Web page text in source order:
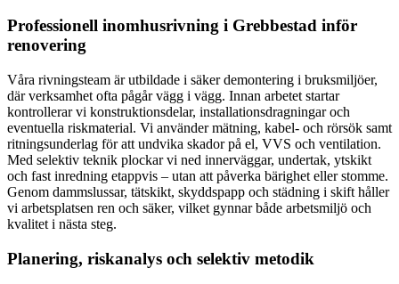
Professionell inomhusrivning i Grebbestad inför
renovering
Våra rivningsteam är utbildade i säker demontering i bruksmiljöer,
där verksamhet ofta pågår vägg i vägg. Innan arbetet startar
kontrollerar vi konstruktionsdelar, installationsdragningar och
eventuella riskmaterial. Vi använder mätning, kabel- och rörsök samt
ritningsunderlag för att undvika skador på el, VVS och ventilation.
Med selektiv teknik plockar vi ned innerväggar, undertak, ytskikt
och fast inredning etappvis – utan att påverka bärighet eller stomme.
Genom dammslussar, tätskikt, skyddspapp och städning i skift håller
vi arbetsplatsen ren och säker, vilket gynnar både arbetsmiljö och
kvalitet i nästa steg.
Planering, riskanalys och selektiv metodik